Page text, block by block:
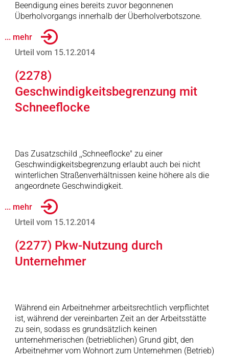
Beendigung eines bereits zuvor begonnenen
Überholvorgangs innerhalb der Überholverbotszone.
... mehr
Urteil vom 15.12.2014
(2278)
Geschwindigkeitsbegrenzung mit
Schneeflocke
Das Zusatzschild ,,Schneeflocke" zu einer
Geschwindigkeitsbegrenzung erlaubt auch bei nicht
winterlichen Straßenverhältnissen keine höhere als die
angeordnete Geschwindigkeit.
... mehr
Urteil vom 15.12.2014
(2277) Pkw-Nutzung durch
Unternehmer
Während ein Arbeitnehmer arbeitsrechtlich verpflichtet
ist, während der vereinbarten Zeit an der Arbeitsstätte
zu sein, sodass es grundsätzlich keinen
unternehmerischen (betrieblichen) Grund gibt, den
Arbeitnehmer vom Wohnort zum Unternehmen (Betrieb)